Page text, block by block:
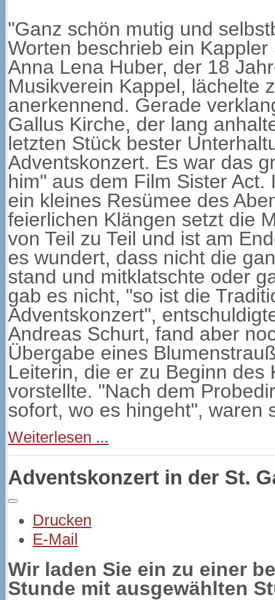
"Ganz schön mutig und
Worten beschrieb ein
Anna Lena Huber, der 18
Musikverein Kappel, lächelte
anerkennend. Gerade
Gallus Kirche, der lang
letzten Stück bester
Adventskonzert. Es war das
him" aus dem Film Sister
ein kleines Resümee des
feierlichen Klängen setzt die
von Teil zu Teil und ist am
es wundert, dass nicht die
stand und mitklatschte oder
gab es nicht, "so ist die
Adventskonzert",
Andreas Schurt, fand aber
Übergabe eines
Leiterin, die er zu Beginn des
vorstellte. "Nach dem
sofort, wo es hingeht", waren
Weiterlesen ...
Adventskonzert in der St.
Drucken
E-Mail
Wir laden Sie ein zu einer
Stunde mit ausgewählten